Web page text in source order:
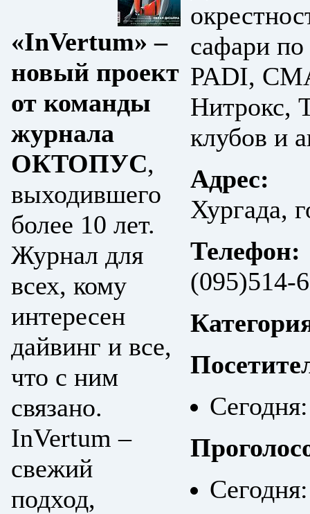
«InVertum» –
новый проект
от команды
журнала
ОКТОПУС,
выходившего
более 10 лет.
Журнал для
всех, кому
интересен
дайвинг и все,
что с ним
связано.
InVertum –
свежий
подход,
сафари
PADI,
Нитрокс,
клубов и
Адрес:
Хургада,
Телефон:
(095)514-